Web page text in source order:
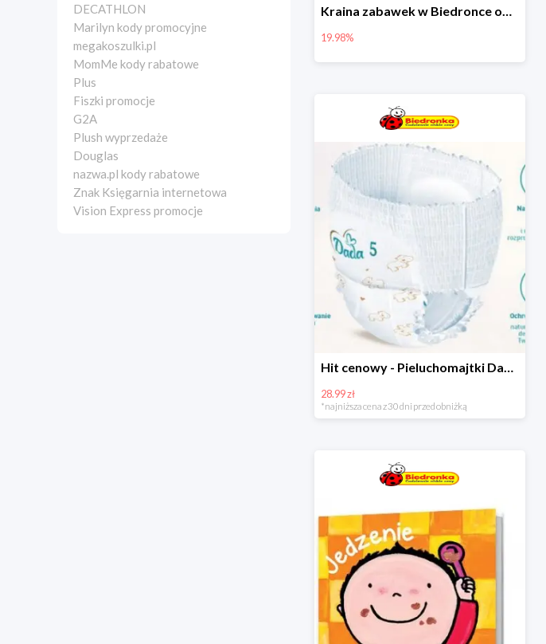
DECATHLON
Marilyn kody promocyjne
megakoszulki.pl
MomMe kody rabatowe
Plus
Fiszki promocje
G2A
Plush wyprzedaże
Douglas
nazwa.pl kody rabatowe
Znak Księgarnia internetowa
Vision Express promocje
Kraina zabawek w Biedronce od 19,99 zł
19.98%
Hit cenowy - Pieluchomajtki Dada Pants
28.99 zł
*najniższa cena z 30 dni przed obniżką